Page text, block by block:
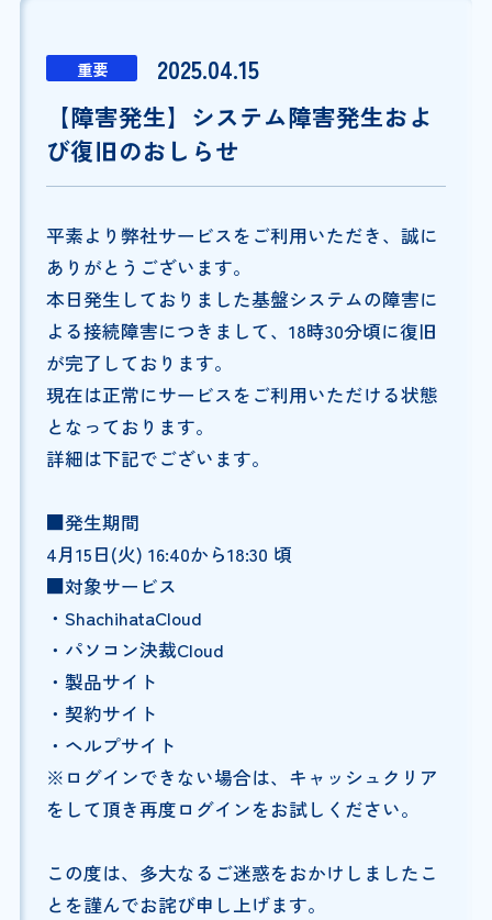
重要
2025.04.15
【障害発生】システム障害発生およ
び復旧のおしらせ
平素より弊社サービスをご利用いただき、誠に
ありがとうございます。
本日発生しておりました基盤システムの障害に
よる接続障害につきまして、18時30分頃に復旧
が完了しております。
現在は正常にサービスをご利用いただける状態
となっております。
詳細は下記でございます。
■発生期間
4月15日(火) 16:40から18:30 頃
■対象サービス
・ShachihataCloud
・パソコン決裁Cloud
・製品サイト
・契約サイト
・ヘルプサイト
※ログインできない場合は、キャッシュクリア
をして頂き再度ログインをお試しください。
この度は、多大なるご迷惑をおかけしましたこ
とを謹んでお詫び申し上げます。